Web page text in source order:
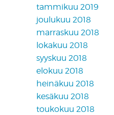
tammikuu 2019
joulukuu 2018
marraskuu 2018
lokakuu 2018
syyskuu 2018
elokuu 2018
heinäkuu 2018
kesäkuu 2018
toukokuu 2018